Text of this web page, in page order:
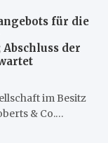
für die
der
im Besitz
& Co.…